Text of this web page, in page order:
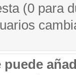
(0 para
puede